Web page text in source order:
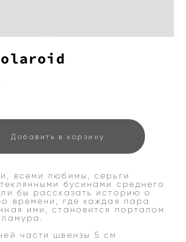
Добавить в корзину
всеми любимы, серьги
бусинами среднего
бы рассказать историю о
времени, где каждая пара
ими, становится порталом
части швензы 5 см